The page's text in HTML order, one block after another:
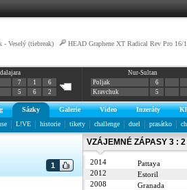
- Veselý (tiebreak) HEAD Graphene XT Radical Rev Pro 16/
7 1
6
5 6 2
Nur-Sultan
Poljak
6
Kravchuk
5
Sázky Galerie Video Inzeráty
L!VE historie tikety challenge duel prasátko
1
VZÁJEMNÉ ZÁPASY 3 : 2
2014 Pattaya
2012
Estoril
2008
Granada